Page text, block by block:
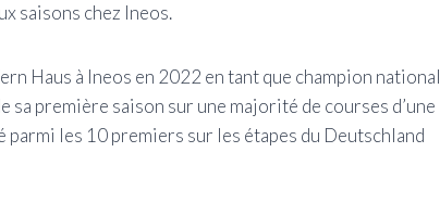
saisons chez Ineos.
Haus à Ineos en 2022 en tant que champion national
première saison sur une majorité de courses d’une
les 10 premiers sur les étapes du Deutschland